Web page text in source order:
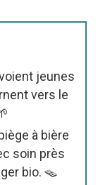
jeunes
vers le
à bière
soin près
bio. 🪤